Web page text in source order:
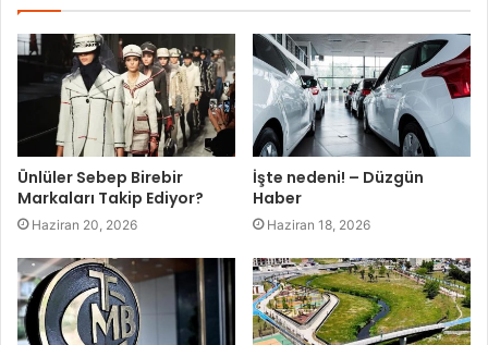
Ünlüler Sebep Birebir
Markaları Takip Ediyor?
Haziran 20, 2026
İşte nedeni! – Düzgün
Haber
Haziran 18, 2026